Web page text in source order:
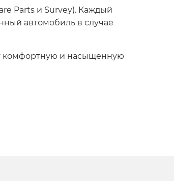
Parts и Survey). Каждый
автомобиль в случае
комфортную и насыщенную